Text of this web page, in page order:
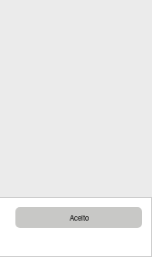
Aceito